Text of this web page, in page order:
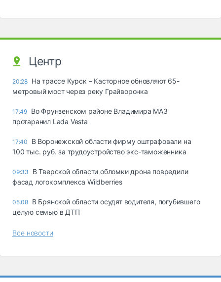
Центр
20:28 На трассе Курск – Касторное обновляют 65-
метровый мост через реку Грайворонка
17:49 Во Фрунзенском районе Владимира МАЗ
протаранил Lada Vesta
17:40
В Воронежской области фирму оштрафовали на
100 тыс. руб. за трудоустройство экс-таможенника
09:33
В Тверской области обломки дрона повредили
фасад логокомплекса Wildberries
05.08 В Брянской области осудят водителя, погубившего
целую семью в ДТП
Все новости